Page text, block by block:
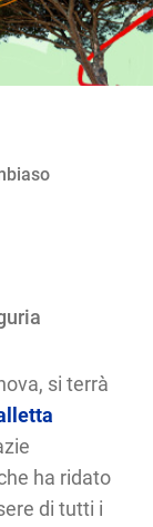
si terrà
ha ridato
di tutti i